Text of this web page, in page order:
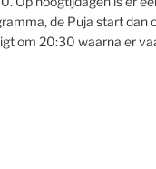
de Puja start dan
om 20:30 waarna er